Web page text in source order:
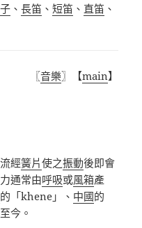
、長笛 、短笛 、 直笛 、
〖音樂〗【main】
經簧片使之振動後即會
通常由呼吸或風箱產
的「khene 」、 中國的
今。